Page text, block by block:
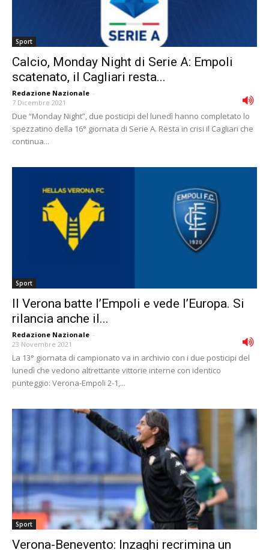
Sport
Calcio, Monday Night di Serie A: Empoli
scatenato, il Cagliari resta...
Redazione Nazionale -
7 Dicembre 2021
Due “Monday Night”, due posticipi del lunedì hanno completato lo
spezzatino della 16° giornata di Serie A. Resta in crisi il Cagliari che
continua...
Sport
Il Verona batte l’Empoli e vede l’Europa. Si
rilancia anche il...
Redazione Nazionale -
23 Novembre 2021
La 13° giornata di campionato va in archivio con i due posticipi del
lunedì che vedono altrettante vittorie interne con identico
punteggio: Verona-Empoli 2-1,...
Sport
Verona-Benevento: Inzaghi recrimina un